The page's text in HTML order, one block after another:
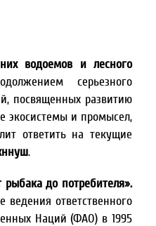
водоемов и лесного
серьезного
посвященных развитию
экосистемы и промысел,
ответить на текущие
.
до потребителя».
ответственного
Наций (ФАО) в 1995